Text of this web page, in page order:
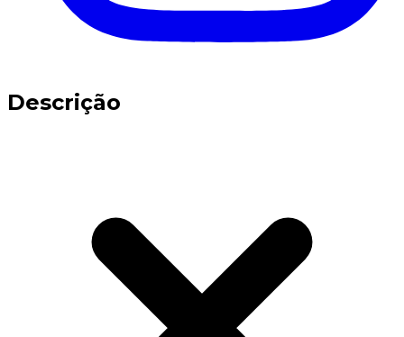
Descrição